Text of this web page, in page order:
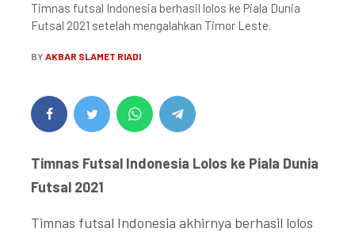
Timnas futsal Indonesia berhasil lolos ke Piala Dunia
Futsal 2021 setelah mengalahkan Timor Leste.
BY AKBAR SLAMET RIADI
Timnas Futsal Indonesia Lolos ke Piala Dunia
Futsal 2021
Timnas futsal Indonesia akhirnya berhasil lolos